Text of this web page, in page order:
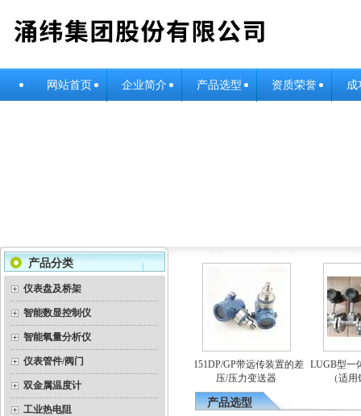
网站首页 企业简介 产品选型 资质荣誉 成
产品分类
仪表盘及桥架
智能数显控制仪
智能氧量分析仪
仪表管件/阀门
双金属温度计
工业热电阻
度计
YEX-150B系列不锈钢膜盒
1151DP/GP带远传装置的差
压/压力变送器
LUGB型一体
（适用饱
产品选型